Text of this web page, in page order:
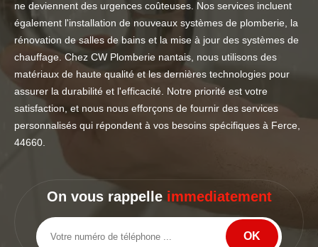
ne deviennent des urgences coûteuses. Nos services incluent
également l'installation de nouveaux systèmes de plomberie, la
rénovation de salles de bains et la mise à jour des systèmes de
chauffage. Chez CW Plomberie nantais, nous utilisons des
matériaux de haute qualité et les dernières technologies pour
assurer la durabilité et l'efficacité. Notre priorité est votre
satisfaction, et nous nous efforçons de fournir des services
personnalisés qui répondent à vos besoins spécifiques à Ferce,
44660.
On vous rappelle immediatement